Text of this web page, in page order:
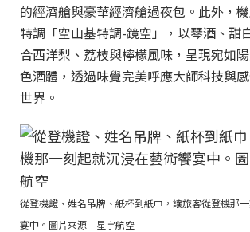
的經濟艙與豪華經濟艙過夜包。此外，
特調「空山基特調-鏡空」，以琴酒、甜
合西洋梨、荔枝與檸檬風味，呈現宛如
色酒體，透過味覺完美呼應大師科技與
世界。
從登機證、姓名吊牌、紙杯到紙巾，讓旅客從登機那
宴中。圖片來源｜星宇航空